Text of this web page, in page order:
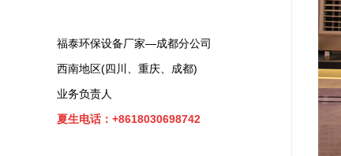
福泰环保设备厂家—成都分公司
西南地区(四川、重庆、成都)
业务负责人
夏生电话：+8618030698742